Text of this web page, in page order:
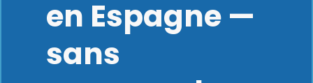
en Espagne —
sans